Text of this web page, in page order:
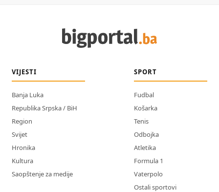
VIJESTI
Banja Luka
Republika Srpska / BiH
Region
Svijet
Hronika
Kultura
Saopštenje za medije
SPORT
Fudbal
Košarka
Tenis
Odbojka
Atletika
Formula 1
Vaterpolo
Ostali sportovi